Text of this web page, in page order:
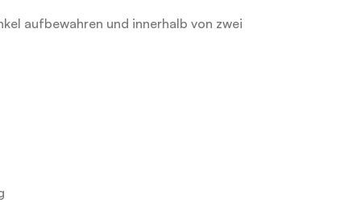
aufbewahren und innerhalb von zwei